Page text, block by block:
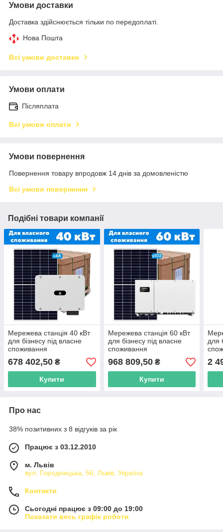
Умови доставки
Доставка здійснюється тільки по передоплаті.
Нова Пошта
Всі умови доставки
Умови оплати
Післяплата
Всі умови оплати
Умови повернення
Повернення товару впродовж 14 днів за домовленістю
Всі умови повернення
Подібні товари компанії
Мережева станція 40 кВт
для бізнесу під власне
споживання
678 402,50 ₴
Купити
Мережева станція 60 кВт
для бізнесу під власне
споживання
968 809,50₴
Купити
для
2
Про нас
38% позитивних з 8 відгуків за рік
Працює з 03.12.2010
м. Львів
вул. Городницька, 56, Львів, Україна
Контакти
Сьогодні працює з 09:00 до 19:00
Показати весь графік роботи